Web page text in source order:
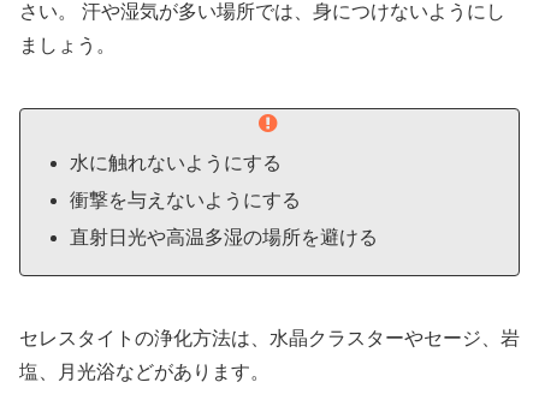
さい。 汗や湿気が多い場所では、身につけないようにし
ましょう。
水に触れないようにする
衝撃を与えないようにする
直射日光や高温多湿の場所を避ける
セレスタイトの浄化方法は、水晶クラスターやセージ、岩
塩、月光浴などがあります。